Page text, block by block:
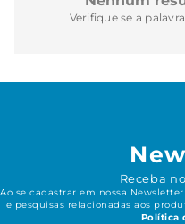
Verifique se a
Receba
Ao se cadastrar em nossa
e pesquisas relacionadas aos
Política